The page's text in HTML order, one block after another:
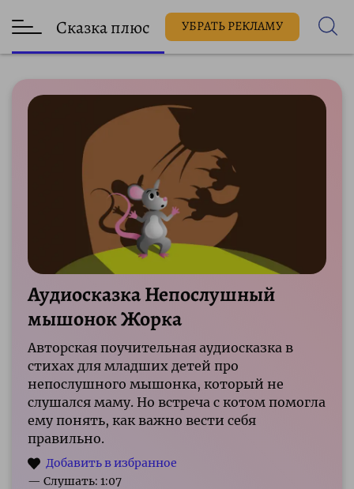
Сказка плюс УБРАТЬ РЕКЛАМУ
Аудиосказка Непослушный
мышонок Жорка
Авторская поучительная аудиосказка в
стихах для младших детей про
непослушного мышонка, который не
слушался маму. Но встреча с котом помогла
ему понять, как важно вести себя
правильно.
— Слушать: 1:07